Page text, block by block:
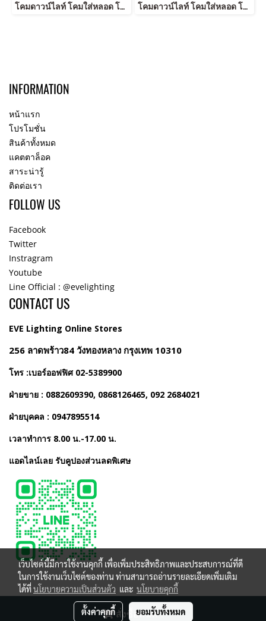
สั่งซื้อสินค้า
โคมดาวน์ไลท์ โคมใส่หลอด โคมลายเพชร โคมหน้ากลม Downlight 6 Inch White Diamond โคมดาวน์ไลท์ โคมใส่หลอด โคมลายเพชร โคมหน้ากลม Downlight 4 Inch White Diamond
INFORMATION
หน้าแรก
โปรโมชั่น
สินค้าทั้งหมด
แคตตาล็อค
สาระน่ารู้
ติดต่อเรา
FOLLOW US
Facebook
Twitter
Instragram
Youtube
Line Official : @evelighting
CONTACT US
EVE Lighting Online Stores
256 ลาดพร้าว84 วังทองหลาง กรุงเทพ 10310
โทร :เบอร์ออฟฟิศ 02-5389900
ฝ่ายขาย : 0882609390, 0868126465, 092 2684021
ฝ่ายบุคคล : 0947895514
เวลาทำการ 8.00 น.-17.00 น.
แอดไลน์เลย รับคูปองส่วนลดพิเศษ
เว็บไซต์นี้มีการใช้งานคุกกี้ เพื่อเพิ่มประสิทธิภาพและประสบการณ์ที่ดี
ในการใช้งานเว็บไซต์ของท่าน ท่านสามารถอ่านรายละเอียดเพิ่มเติม
ได้ที่นโยบายความเป็นส่วนตัว และ นโยบายคุกกี้
ตั้งค่าคุกกี้ ยอมรับทั้งหมด